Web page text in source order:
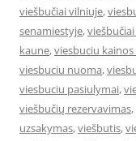
viešbučiai vilniuje,
senamiestyje,
kaune,viesbuciu
viesbuciu nuoma,
viesbuciu pasiulymai,
viešbučių rezervavimas,
uzsakymas,viešbutis,